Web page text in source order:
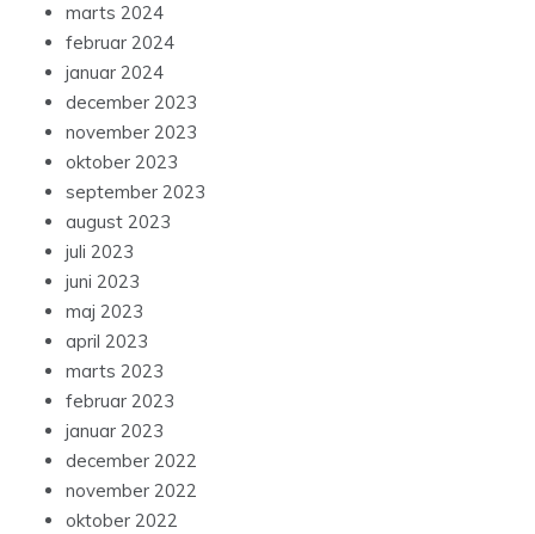
marts 2024
februar 2024
januar 2024
december 2023
november 2023
oktober 2023
september 2023
august 2023
juli 2023
juni 2023
maj 2023
april 2023
marts 2023
februar 2023
januar 2023
december 2022
november 2022
oktober 2022